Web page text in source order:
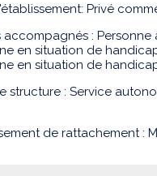
Privé
accompagnés : Personne
en situation de
en situation de
structure : Service
de rattachement :